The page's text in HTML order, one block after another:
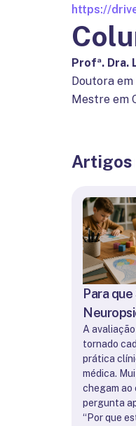
https://
Profª. Dra.
Doutora em
Mestre em
Artigos
Para
o
Cérebro
A
tornado
prática
médica.
chegam ao
pergunta
“Por que